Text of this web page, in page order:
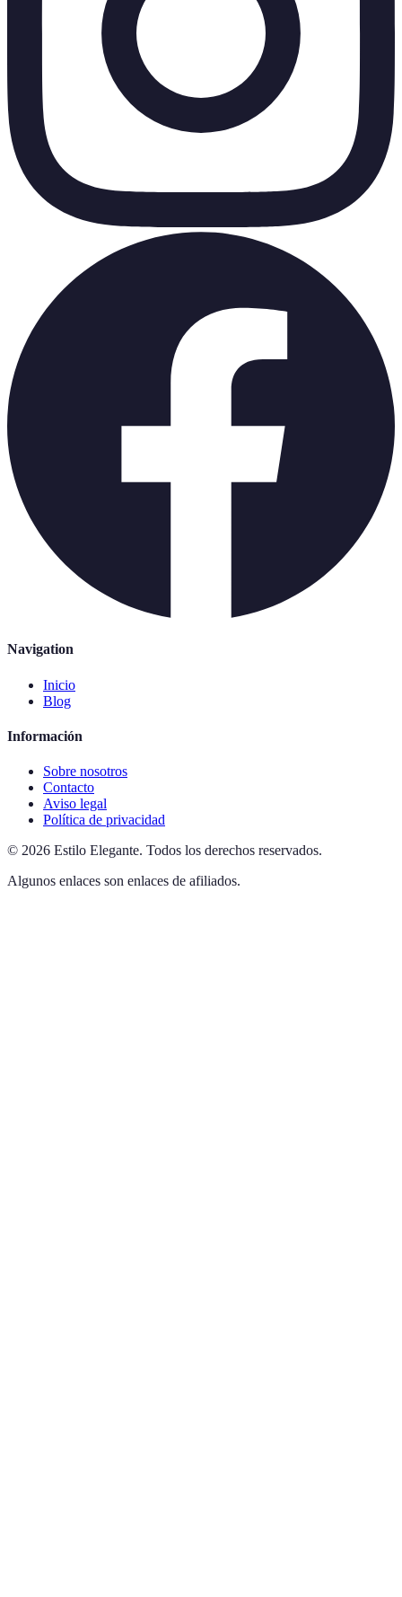
Navigation
Inicio
Blog
Información
Sobre nosotros
Contacto
Aviso legal
Política de privacidad
© 2026 Estilo Elegante. Todos los derechos reservados.
Algunos enlaces son enlaces de afiliados.